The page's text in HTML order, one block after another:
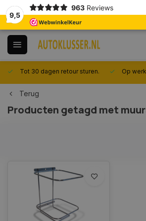
9,5
963 Reviews
Tot 30 dagen retour sturen. Op
Terug
Producten getagd met